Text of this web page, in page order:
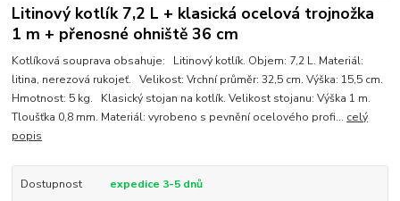
Litinový kotlík 7,2 L + klasická ocelová trojnožka
1 m + přenosné ohniště 36 cm
Kotlíková souprava obsahuje: Litinový kotlík. Objem: 7,2 L. Materiál:
litina, nerezová rukojeť. Velikost: Vrchní průměr: 32,5 cm. Výška: 15,5 cm.
Hmotnost: 5 kg. Klasický stojan na kotlík. Velikost stojanu: Výška 1 m.
Tloušťka 0,8 mm. Materiál: vyrobeno s pevnění ocelového profi... celý
popis
Dostupnost
expedice 3-5 dnů